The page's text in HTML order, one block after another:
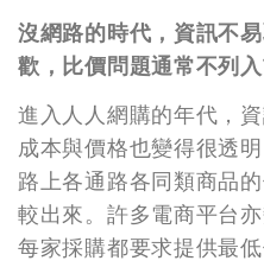
沒網路的時代，資訊不
歡，比價問題通常不列入
進入人人網購的年代，
成本與價格也變得很透
路上各通路各同類商品
較出來。許多電商平台
每家採購都要求提供最